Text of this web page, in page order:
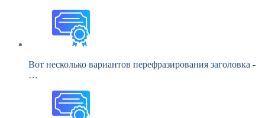
Вот несколько вариантов перефразирования заголовка -
…